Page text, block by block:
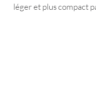
léger et plus compact